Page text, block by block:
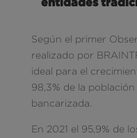
Según el primer
realizado por
ideal para el
98,3% de la
bancarizada.
En 2021 el 95,9% de